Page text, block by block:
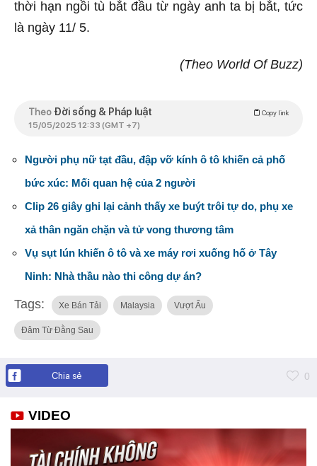
thời hạn ngồi tù bắt đầu từ ngày anh ta bị bắt, tức
là ngày 11/ 5.
(Theo World Of Buzz)
Theo Đời sống & Pháp luật Copy link
15/05/2025 12:33 (GMT +7)
Người phụ nữ tạt đầu, đập vỡ kính ô tô khiến cả phố
bức xúc: Mối quan hệ của 2 người
Clip 26 giây ghi lại cảnh thấy xe buýt trôi tự do, phụ xe
xả thân ngăn chặn và tử vong thương tâm
Vụ sụt lún khiến ô tô và xe máy rơi xuống hố ở Tây
Ninh: Nhà thầu nào thi công dự án?
Tags: Xe Bán Tải Malaysia Vượt Ẩu
Đâm Từ Đằng Sau
Chia sẻ 0
VIDEO